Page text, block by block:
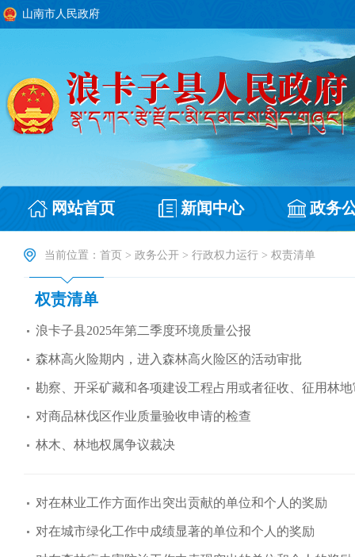
山南市人民政府
网站首页 新闻中心 政务
当前位置： 首页 > 政务公开 > 行政权力运行 > 权责清单
权责清单
浪卡子县2025年第二季度环境质量公报
森林高火险期内，进入森林高火险区的活动审批
勘察、开采矿藏和各项建设工程占用或者征收、征用林
对商品林伐区作业质量验收申请的检查
林木、林地权属争议裁决
对在林业工作方面作出突出贡献的单位和个人的奖励
对在城市绿化工作中成绩显著的单位和个人的奖励